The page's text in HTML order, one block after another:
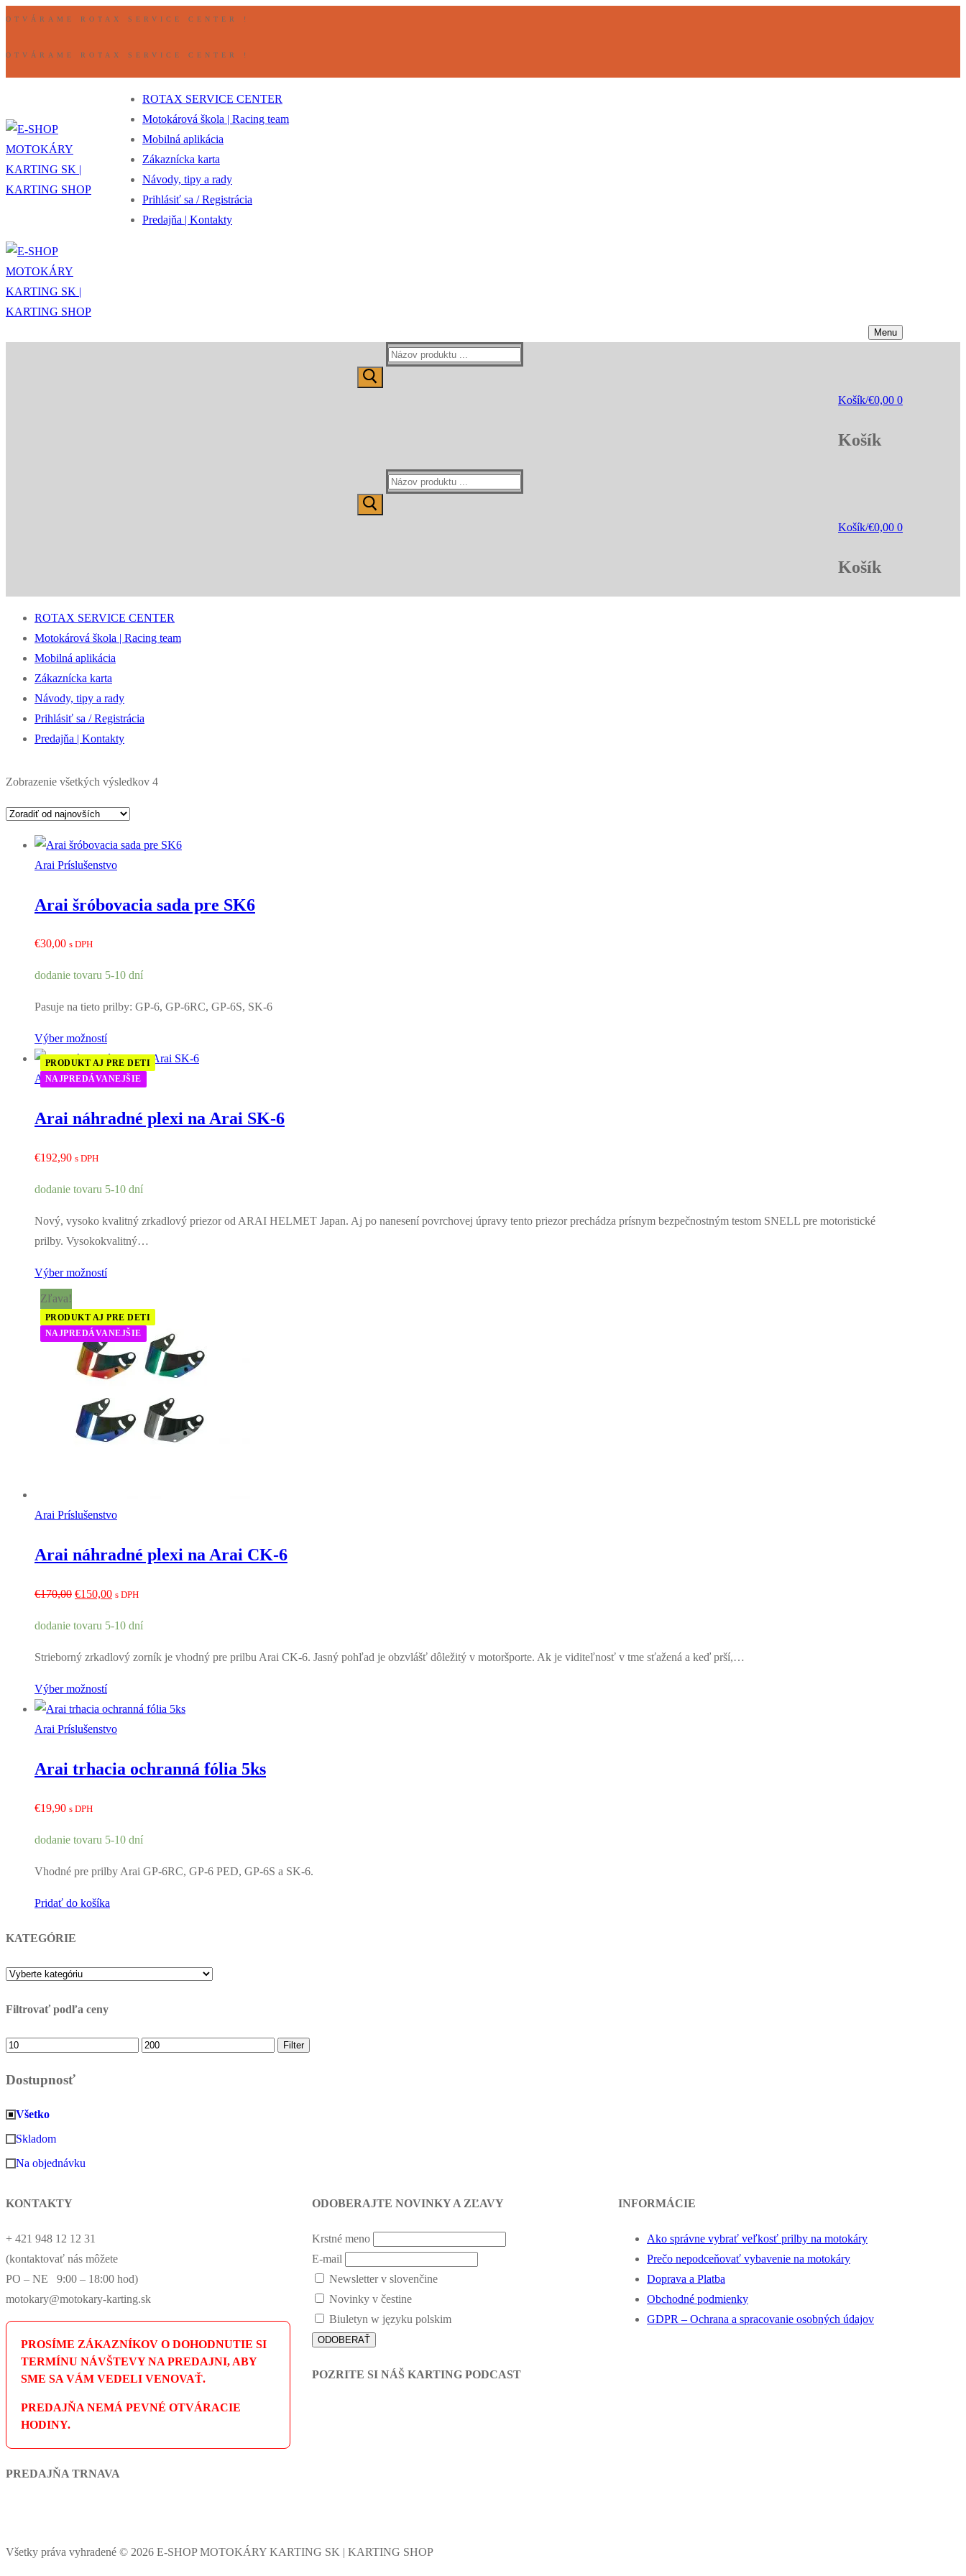
Preskočiť
obsah
Ponuka
Zavrieť
OTVÁRAME ROTAX SERVICE CENTER !
OTVÁRAME ROTAX SERVICE CENTER !
ROTAX SERVICE CENTER
Motokárová škola | Racing team
Mobilná aplikácia
Zákaznícka karta
Návody, tipy a rady
Prihlásiť sa / Registrácia
Predajňa | Kontakty
Menu
Hľadať:
Košík/€0,00 0
Košík
Hľadať:
Košík/€0,00 0
Košík
ROTAX SERVICE CENTER
Motokárová škola | Racing team
Mobilná aplikácia
Zákaznícka karta
Návody, tipy a rady
Prihlásiť sa / Registrácia
Predajňa | Kontakty
Zobrazenie všetkých výsledkov 4Zoradené
Arai Príslušenstvo
Arai šróbovacia sada pre SK6
€30,00 s DPH
dodanie tovaru 5-10 dní
Pasuje na tieto prilby: GP-6, GP-6RC, GP-6S, SK-6
Výber možností
Arai Príslušenstvo
PRODUKT AJ PRE DETI
NAJPREDÁVANEJŠIE
Arai náhradné plexi na Arai SK-6
€192,90 s DPH
dodanie tovaru 5-10 dní
Nový, vysoko kvalitný zrkadlový priezor od ARAI HELMET Japan. Aj po nanesení povrchovej úpravy tento priezor prechádza prísnym bezpečnostným testom SNELL pre motoristické
prilby. Vysokokvalitný…
Výber možností
Arai Príslušenstvo
Zľava!
PRODUKT AJ PRE DETI
NAJPREDÁVANEJŠIE
Arai náhradné plexi na Arai CK-6
€170,00 Pôvodná
bola:
€170,00.
€150,00Aktuálna
je:
€150,00.
s DPH
dodanie tovaru 5-10 dní
Strieborný zrkadlový zorník je vhodný pre prilbu Arai CK-6. Jasný pohľad je obzvlášť dôležitý v motoršporte. Ak je viditeľnosť v tme sťažená a keď prší,…
Výber možností
Arai Príslušenstvo
Arai trhacia ochranná fólia 5ks
€19,90 s DPH
dodanie tovaru 5-10 dní
Vhodné pre prilby Arai GP-6RC, GP-6 PED, GP-6S a SK-6.
Pridať do košíka
KATEGÓRIE
Filtrovať podľa ceny
Minimálna
Maximálna
Filter
Dostupnosť
Všetko
Skladom
Na objednávku
KONTAKTY
+ 421 948 12 12 31
(kontaktovať nás môžete
PO – NE 9:00 – 18:00 hod)
motokary@motokary-karting.sk
PROSÍME ZÁKAZNÍKOV O DOHODNUTIE SI
TERMÍNU NÁVŠTEVY NA PREDAJNI, ABY
SME SA VÁM VEDELI VENOVAŤ.
PREDAJŇA NEMÁ PEVNÉ OTVÁRACIE
HODINY.
PREDAJŇA TRNAVA
ODOBERAJTE NOVINKY A ZĽAVY
Krstné meno
E-mail
Newsletter v slovenčine
Novinky v čestine
Biuletyn w języku polskim
POZRITE SI NÁŠ KARTING PODCAST
INFORMÁCIE
Ako správne vybrať veľkosť prilby na motokáry
Prečo nepodceňovať vybavenie na motokáry
Doprava a Platba
Obchodné podmienky
GDPR – Ochrana a spracovanie osobných údajov
Všetky práva vyhradené © 2026 E-SHOP MOTOKÁRY KARTING SK | KARTING SHOP